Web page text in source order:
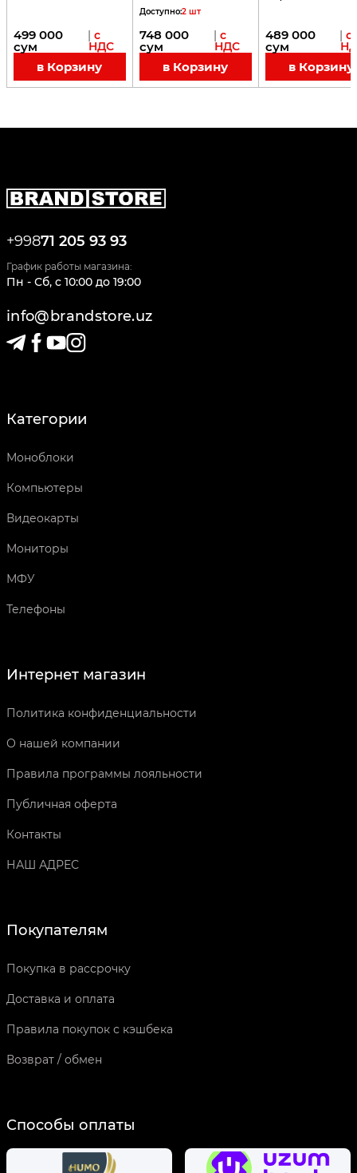
499 000
сум
| с
НДС
в Корзину
Доступно:2 шт
748 000
сум
| с
НДС
в Корзину
489 000
сум
| с
в Корзину
+99871 205 93 93
График работы магазина:
Пн - Сб, c 10:00 до 19:00
info@brandstore.uz
Категории
Моноблоки
Компьютеры
Видеокарты
Мониторы
МФУ
Телефоны
Интернет магазин
Политика конфиденциальности
О нашей компании
Правила программы лояльности
Публичная оферта
Контакты
НАШ АДРЕС
Покупателям
Покупка в рассрочку
Доставка и оплата
Правила покупок с кэшбека
Возврат / обмен
Способы оплаты